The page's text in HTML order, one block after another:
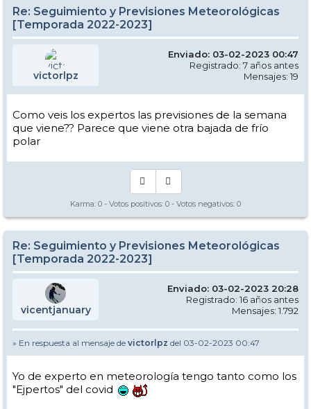
Re: Seguimiento y Previsiones Meteorológicas
[Temporada 2022-2023]
victorlpz
Enviado: 03-02-2023 00:47
Registrado: 7 años antes
Mensajes: 19
Como veis los expertos las previsiones de la semana
que viene?? Parece que viene otra bajada de frío
polar
Karma: 0 - Votos positivos: 0 - Votos negativos: 0
Re: Seguimiento y Previsiones Meteorológicas
[Temporada 2022-2023]
vicentjanuary
Enviado: 03-02-2023 20:28
Registrado: 16 años antes
Mensajes: 1.792
» En respuesta al mensaje de victorlpz del 03-02-2023 00:47
Yo de experto en meteorología tengo tanto como los
"Ejpertos" del covid